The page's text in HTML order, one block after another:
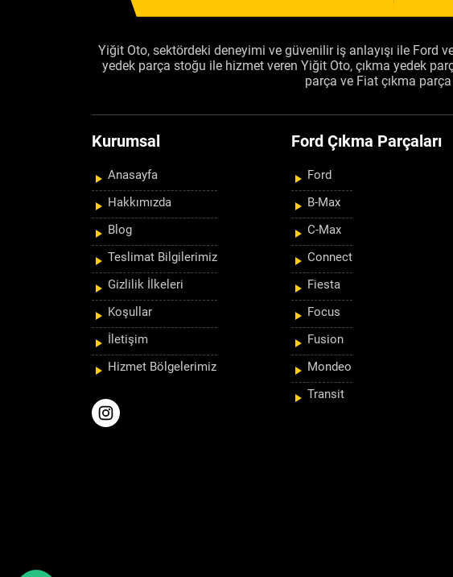
Yiğit Oto, sektördeki deneyimi ve güvenilir iş anlayışı ile
yedek parça stoğu ile hizmet veren Yiğit Oto, çıkma yedek
parça ve Fiat çıkma
Kurumsal
Anasayfa
Hakkımızda
Blog
Teslimat Bilgilerimiz
Gizlilik İlkeleri
Koşullar
İletişim
Hizmet Bölgelerimiz
Ford Çıkma Parçaları
Ford
B-Max
C-Max
Connect
Fiesta
Focus
Fusion
Mondeo
Transit